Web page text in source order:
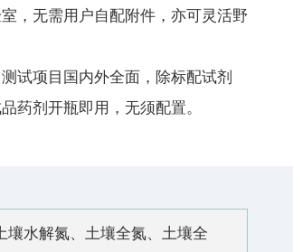
，无需用户自配附件，亦可灵活野
试项目国内外全面，除标配试剂
药剂开瓶即用，无须配置。
水解氮、土壤全氮、土壤全